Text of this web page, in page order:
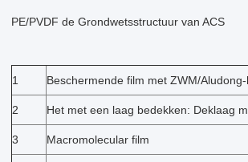
PE/PVDF de Grondwetsstructuur van ACS
1 Beschermende film met ZWM/
2 Het met een laag bedekken: Deklaag
3 Macromolecular film